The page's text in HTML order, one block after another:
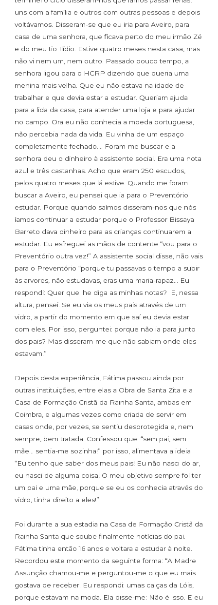
uns com a família e outros com outras pessoas e depois
voltávamos. Disseram-se que eu iria para Aveiro, para
casa de uma senhora, que ficava perto do meu irmão Zé
e do meu tio Ilídio. Estive quatro meses nesta casa, mas
não vi nem um, nem outro. Passado pouco tempo, a
senhora ligou para o HCRP dizendo que queria uma
menina mais velha. Que eu não estava na idade de
trabalhar e que devia estar a estudar. Queriam ajuda
para a lida da casa, para atender uma loja e para ajudar
no campo. Ora eu não conhecia a moeda portuguesa,
não percebia nada da vida. Eu vinha de um espaço
completamente fechado…. Foram-me buscar e a
senhora deu o dinheiro à assistente social. Era uma nota
azul e três castanhas. Acho que eram 250 escudos,
pelos quatro meses que lá estive. Quando me foram
buscar a Aveiro, eu pensei que ia para o Preventório
estudar. Porque quando saímos disseram-nos que nós
íamos continuar a estudar porque o Professor Bissaya
Barreto dava dinheiro para as crianças continuarem a
estudar. Eu esfreguei as mãos de contente “vou para o
Preventório outra vez!” A assistente social disse, não vais
para o Preventório “porque tu passavas o tempo a subir
às arvores, não estudavas, eras uma maria-rapaz… Eu
respondi: Quer que lhe diga as minhas notas? E, nessa
altura, pensei: Se eu via os meus pais através de um
vidro, a partir do momento em que saí eu devia estar
com eles. Por isso, perguntei: porque não ia para junto
dos pais? Mas disseram-me que não sabiam onde eles
estavam.”
Depois desta experiência, Fátima passou ainda por
outras instituições, entre elas a Obra de Santa Zita e a
Casa de Formação Cristã da Rainha Santa, ambas em
Coimbra, e algumas vezes como criada de servir em
casas onde, por vezes, se sentiu desprotegida e, nem
sempre, bem tratada. Confessou que: “sem pai, sem
mãe… sentia-me sozinha!” por isso, alimentava a ideia
“Eu tenho que saber dos meus pais! Eu não nasci do ar,
eu nasci de alguma coisa! O meu objetivo sempre foi ter
um pai e uma mãe, porque se eu os conhecia através do
vidro, tinha direito a eles!”
Foi durante a sua estadia na Casa de Formação Cristã da
Rainha Santa que soube finalmente notícias do pai.
Fátima tinha então 16 anos e voltara a estudar à noite.
Recordou este momento da seguinte forma: “A Madre
Assunção chamou-me e perguntou-me o que eu mais
gostava de receber. Eu respondi: umas calças da Lóis,
porque estavam na moda. Ela disse-me: Não é isso. E eu